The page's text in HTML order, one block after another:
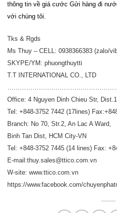
thông tin về giá cước Gửi hàng đi
với chúng tôi.
Tks & Rgds
Ms Thuy – CELL: 0938366383 (zalo/
SKYPE/YM: phuongthuytti
T.T INTERNATIONAL CO., LTD
Office: 4 Nguyen Dinh Chieu Str,
Tel: +848-3752 7442 (17lines)
Branch: No 70, Str.2, An Lac A Ward,
Binh Tan Dist, HCM City-VN
Tel: +848-3752 7445 (14 lines) Fax:
E-mail:thuy.sales@ttico.com.vn
W-site: www.ttico.com.vn
https://www.facebook.com/